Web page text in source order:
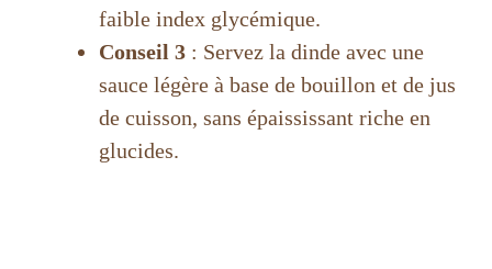
faible index glycémique.
Conseil 3 : Servez la dinde avec une
sauce légère à base de bouillon et de jus
de cuisson, sans épaississant riche en
glucides.